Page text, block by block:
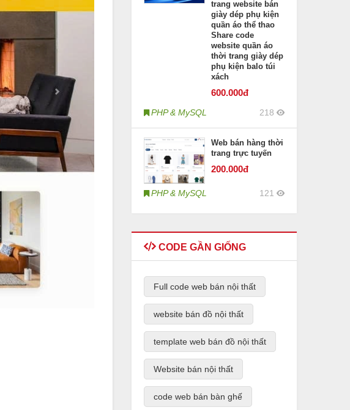
trang website bán
giày dép phụ kiện
quần áo thể thao
Share code
website quần áo
thời trang giày dép
phụ kiện balo túi
xách
600.000đ
PHP & MySQL 218
Web bán hàng thời
trang trực tuyến
200.000đ
PHP & MySQL 121
CODE GẦN GIỐNG
Full code web bán nội thất
website bán đồ nội thất
template web bán đồ nội thất
Website bán nội thất
code web bán bàn ghế